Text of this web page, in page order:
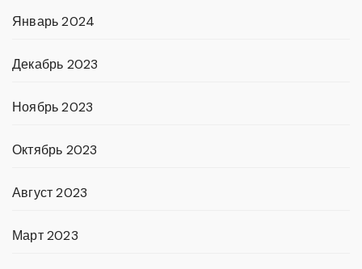
Январь 2024
Декабрь 2023
Ноябрь 2023
Октябрь 2023
Август 2023
Март 2023